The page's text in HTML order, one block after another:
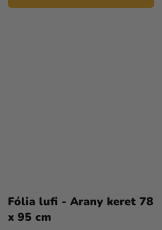
Fólia lufi - Arany keret 78
x 95 cm